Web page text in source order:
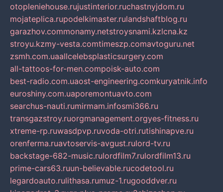
otopleniehouse.rujustinterior.ruchastnyjdom.ru
mojateplica.rupodelkimaster.rulandshaftblog.ru
garazhov.commonamy.netstroysnami.kzlcna.kz
stroyu.kzmy-vesta.comtimeszp.comavtoguru.net
zsmh.com.uaallcelebsplasticsurgery.com
all-tattoos-for-men.compoisk-auto.com
best-radio.com.uaost-engineering.comkuryatnik.info
euroshiny.com.uaporemontuavto.com
searchus-nauti.rumirmam.infosmi366.ru
transgazstroy.ruorgmanagement.orgyes-fitness.ru
xtreme-rp.ruwasdpvp.ruvoda-otri.rutishinapve.ru
orenferma.ruavtoservis-avgust.rulord-tv.ru
backstage-682-music.rulordfilm7.rulordfilm13.ru
prime-cars63.ruun-believable.rucodetool.ru
legardoauto.rulithasa.rumuz-1.rugooddver.ru